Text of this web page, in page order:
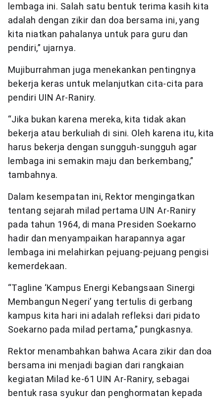
lembaga ini. Salah satu bentuk terima kasih kita
adalah dengan zikir dan doa bersama ini, yang
kita niatkan pahalanya untuk para guru dan
pendiri,” ujarnya.
Mujiburrahman juga menekankan pentingnya
bekerja keras untuk melanjutkan cita-cita para
pendiri UIN Ar-Raniry.
“Jika bukan karena mereka, kita tidak akan
bekerja atau berkuliah di sini. Oleh karena itu, kita
harus bekerja dengan sungguh-sungguh agar
lembaga ini semakin maju dan berkembang,”
tambahnya.
Dalam kesempatan ini, Rektor mengingatkan
tentang sejarah milad pertama UIN Ar-Raniry
pada tahun 1964, di mana Presiden Soekarno
hadir dan menyampaikan harapannya agar
lembaga ini melahirkan pejuang-pejuang pengisi
kemerdekaan.
“Tagline ‘Kampus Energi Kebangsaan Sinergi
Membangun Negeri’ yang tertulis di gerbang
kampus kita hari ini adalah refleksi dari pidato
Soekarno pada milad pertama,” pungkasnya.
Rektor menambahkan bahwa Acara zikir dan doa
bersama ini menjadi bagian dari rangkaian
kegiatan Milad ke-61 UIN Ar-Raniry, sebagai
bentuk rasa syukur dan penghormatan kepada